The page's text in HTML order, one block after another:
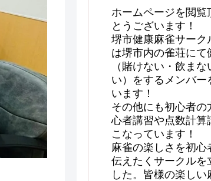
ホームページを閲覧
とうございます！
堺市健康麻雀サーク
は堺市内の雀荘にて
（賭けない・飲ま
い）をするメンバー
います！
その他にも初心者の
心者講習や点数計算
こなっています！
麻雀の楽しさを初心
伝えたくサークルを
した。皆様の楽しい